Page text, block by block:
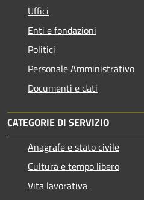
Uffici
Enti e fondazioni
Politici
Personale Amministrativo
Documenti e dati
CATEGORIE DI SERVIZIO
Anagrafe e stato civile
Cultura e tempo libero
Vita lavorativa